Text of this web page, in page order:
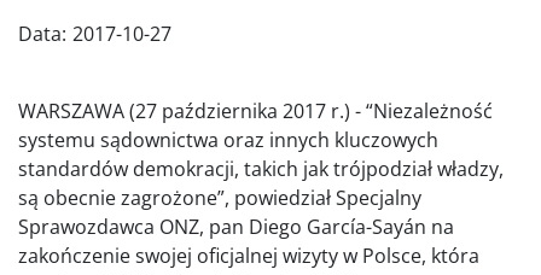
Data: 2017-10-27
WARSZAWA (27 października 2017 r.) - “Niezależność
systemu sądownictwa oraz innych kluczowych
standardów demokracji, takich jak trójpodział władzy,
są obecnie zagrożone”, powiedział Specjalny
Sprawozdawca ONZ, pan Diego García-Sayán na
zakończenie swojej oficjalnej wizyty w Polsce, która